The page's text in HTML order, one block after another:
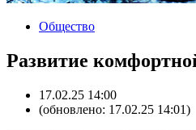
Общество
Развитие
17.02.25 14:00
(обновлено: 17.02.25 14:01)